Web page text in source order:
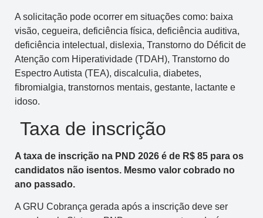
A solicitação pode ocorrer em situações como: baixa
visão, cegueira, deficiência física, deficiência auditiva,
deficiência intelectual, dislexia, Transtorno do Déficit de
Atenção com Hiperatividade (TDAH), Transtorno do
Espectro Autista (TEA), discalculia, diabetes,
fibromialgia, transtornos mentais, gestante, lactante e
idoso.
Taxa de inscrição
A taxa de inscrição na PND 2026 é de R$ 85 para os
candidatos não isentos. Mesmo valor cobrado no
ano passado.
A GRU Cobrança gerada após a inscrição deve ser